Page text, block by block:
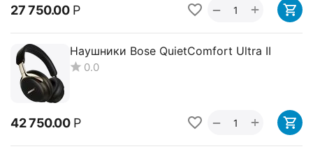
27 750.00 Р +
−
Наушники Bose QuietComfort Ultra II
0.0
42 750.00 Р +
−